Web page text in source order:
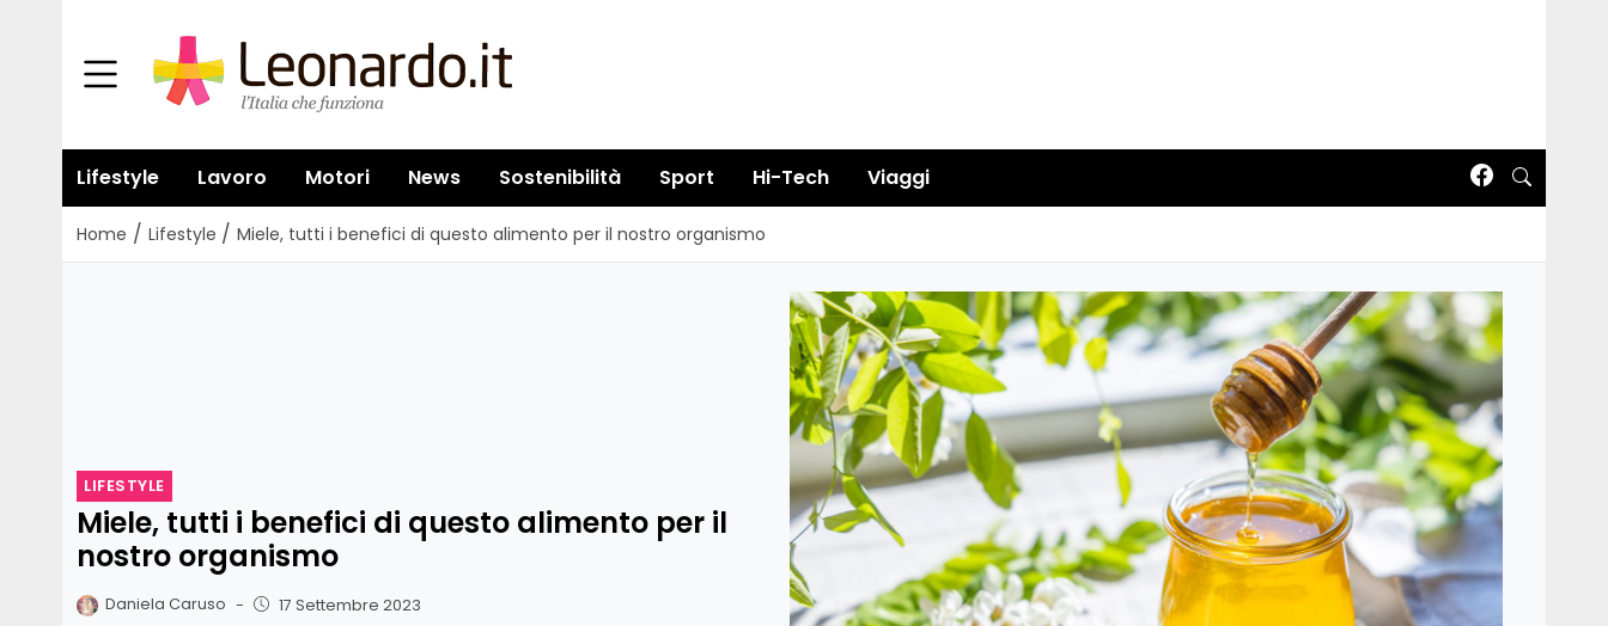
Lifestyle Lavoro Motori News Sostenibilità Sport Hi-Tech Viaggi
Home / Lifestyle / Miele, tutti i benefici di questo alimento per il nostro organismo
LIFESTYLE
Miele, tutti i benefici di questo alimento per il
nostro organismo
Daniela Caruso - 17 Settembre 2023